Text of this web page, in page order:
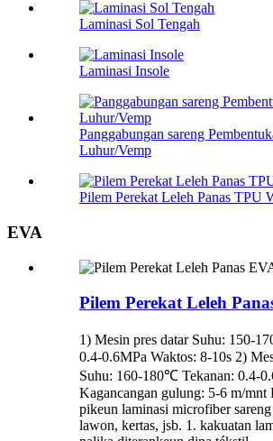
Laminasi Sol Tengah
Laminasi Insole
Panggabungan sareng
Luhur/Vemp
Pilem Perekat Leleh Panas TPU
EVA
Pilem Perekat Leleh
1) Mesin pres datar Suhu: 150-
0.4-0.6MPa Waktos: 8-10s 2)
Suhu: 160-180℃ Tekanan: 0.4-
Kagancangan gulung: 5-6 m/mnt
pikeun laminasi microfiber
lawon, kertas, jsb. 1. kakuatan